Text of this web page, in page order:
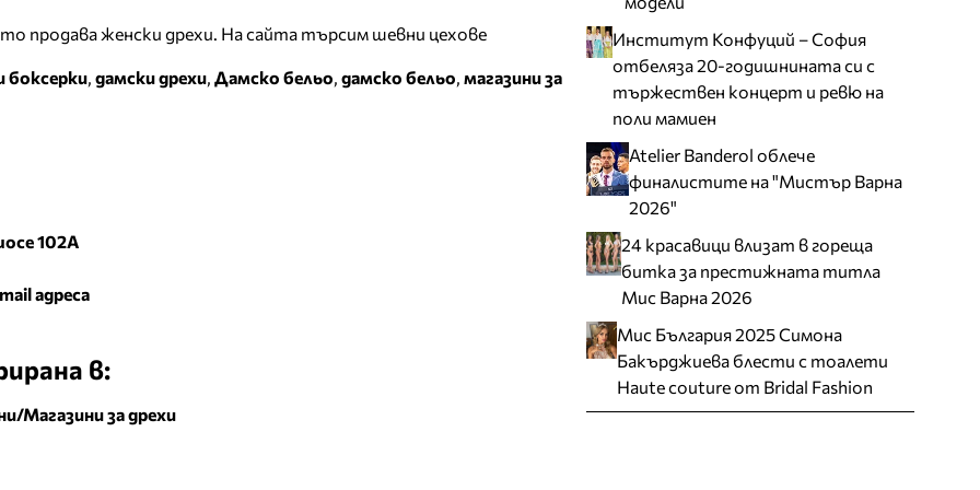
продава женски дрехи. На сайта търсим шевни цехове
боксерки дамски дрехи Дамско бельо дамско бельо магазини за
102А
адреса
в:
Магазини за дрехи
Институт Конфуций – София
отбеляза 20-годишнината си с
тържествен концерт и ревю на
поли мамиен
Atelier Banderol облече
финалистите на "Мистър Варна
2026"
24 красавици влизат в гореща
битка за престижната титла
Мис Варна 2026
Мис България 2025 Симона
Бакърджиева блести с тоалети
Haute couture от Bridal Fashion